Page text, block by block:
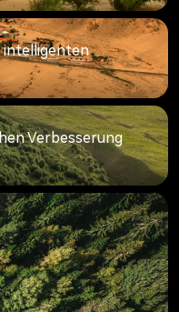
intelligenten
Verbesserung